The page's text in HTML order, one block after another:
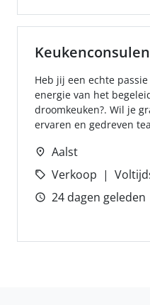
Heb jij een echte
energie van het
droomkeuken?. Wil je
ervaren en gedreven
Aalst
Verkoop
24 dagen geleden